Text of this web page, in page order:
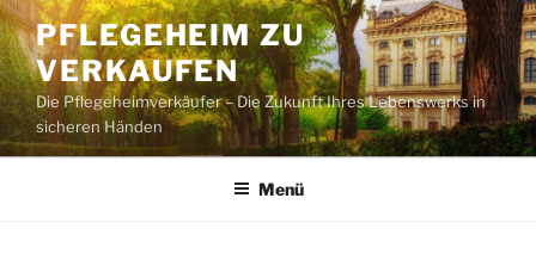
Zum
Inhalt
springen
PFLEGEHEIM ZU
VERKAUFEN
Die Pflegeheimverkäufer – Die Zukunft Ihres Lebenswerks in
sicheren Händen
Menü